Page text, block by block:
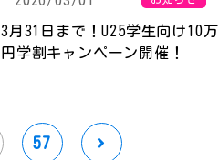
3月31日まで！U25学生向け10万
円学割キャンペーン開催！
57